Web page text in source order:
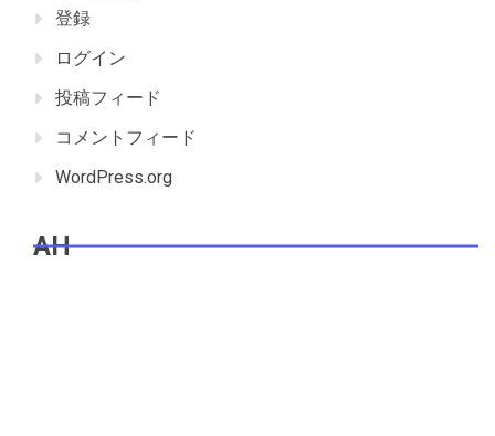
登録
ログイン
投稿フィード
コメントフィード
WordPress.org
AH